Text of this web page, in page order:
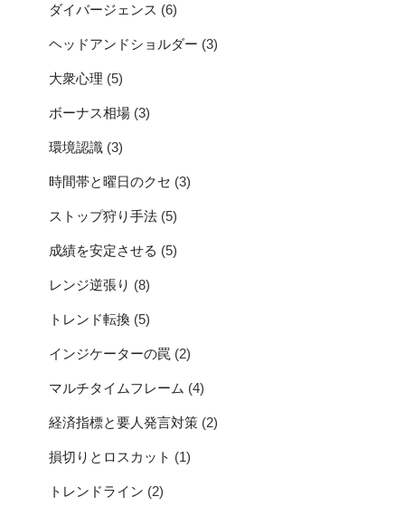
ダイバージェンス (6)
ヘッドアンドショルダー (3)
大衆心理 (5)
ボーナス相場 (3)
環境認識 (3)
時間帯と曜日のクセ (3)
ストップ狩り手法 (5)
成績を安定させる (5)
レンジ逆張り (8)
トレンド転換 (5)
インジケーターの罠 (2)
マルチタイムフレーム (4)
経済指標と要人発言対策 (2)
損切りとロスカット (1)
トレンドライン (2)